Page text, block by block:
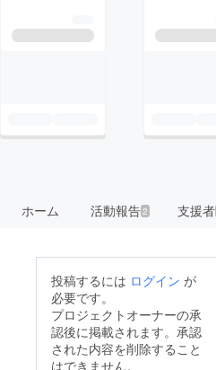
ホーム 活動報告2 支援者
投稿するには ログイン が
必要です。
プロジェクトオーナーの承
認後に掲載されます。承認
された内容を削除すること
はできません。